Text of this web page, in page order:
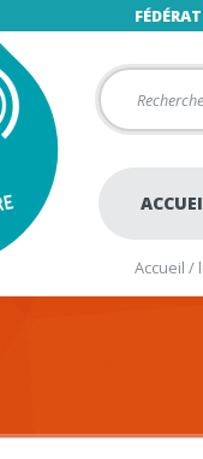
Accueil /